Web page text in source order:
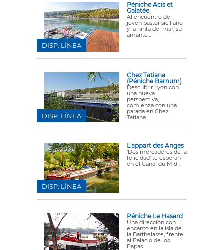
Péniche Acis et
Galatée
Al encuentro del
joven pastor siciliano
y la ninfa del mar, su
amante...
DISP. LÍNEA
Chez Tatiana
(Péniche Barnum)
Descubrir Lyon con
una nueva
perspectiva,
comienza con una
parada en Chez
Tatiana.
DISP. LÍNEA
L'appart des Anges
'Dos mercaderes de la
felicidad' te esperan
en el Canal du Midi.
DISP. LÍNEA
Péniche Le Hasard
Una dirección con
encanto en la Isla de
la Barthelasse, frente
al Palacio de los
Papas.